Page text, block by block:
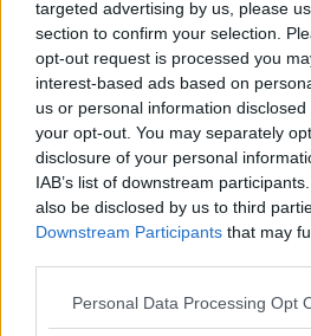
targeted advertising by us, please
section to confirm your selection.
opt-out request is processed you
interest-based ads based on
us or personal information
your opt-out. You may separately
disclosure of your personal
IAB’s list of downstream
also be disclosed by us to third
Downstream Participants that may
Please note that this website/app
Personal Data Processing Opt
Restauranger stängs
kan försvinna – oklart
besparing det blir
POLITIK 08 oktober 2024 11.09